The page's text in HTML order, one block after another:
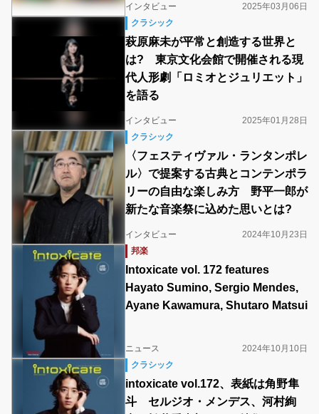
インタビュー
2025年03月06日
クラシック
萩原麻未が平常と創造する世界と
は? 東京文化会館で開催される現
代人形劇「ロミオとジュリエット」
を語る
インタビュー
2025年01月28日
クラシック
〈フェスティヴァル・ランタンポレ
ル〉で提案する古典とコンテンポラ
リーの自由な楽しみ方 野平一郎が
新たな音楽祭に込めた思いとは?
インタビュー
2024年10月23日
邦楽
Intoxicate vol. 172 features
Hayato Sumino, Sergio Mendes,
Ayane Kawamura, Shutaro Matsui
ニュース
2024年10月10日
クラシック
intoxicate vol.172、表紙は角野隼
斗 セルジオ・メンデス、河村絢